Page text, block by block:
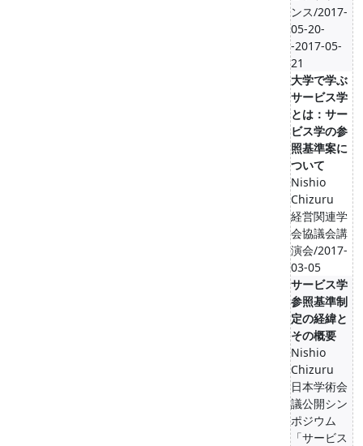
ンス/2017-
05-20-
-2017-05-
21
大学で学ぶ
サービス学
とは：サー
ビス学の参
照基準案に
ついて
Nishio
Chizuru
経営関連学
会協議会講
演会/2017-
03-05
サービス学
参照基準制
定の経緯と
その概要
Nishio
Chizuru
日本学術会
議公開シン
ポジウム
「サービス